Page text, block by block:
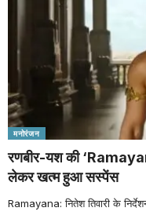
मनोरंजन
रणबीर-यश की
लेकर खत्म हुआ सस्पेंस
Ramayana: नितेश तिवारी के